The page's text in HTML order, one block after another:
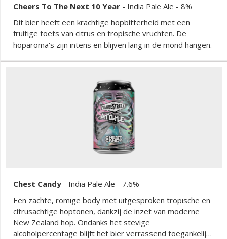
Cheers To The Next 10 Year - India Pale Ale - 8%
Dit bier heeft een krachtige hopbitterheid met een
fruitige toets van citrus en tropische vruchten. De
hoparoma's zijn intens en blijven lang in de mond hangen.
Chest Candy - India Pale Ale - 7.6%
Een zachte, romige body met uitgesproken tropische en
citrusachtige hoptonen, dankzij de inzet van moderne
New Zealand hop. Ondanks het stevige
alcoholpercentage blijft het bier verrassend toegankelijk